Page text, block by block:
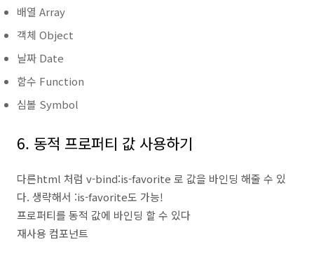
배열 Array
객체 Object
날짜 Date
함수 Function
심볼 Symbol
6. 동적 프로퍼티 값 사용하기
다른html 처럼 v-bind:is-favorite 로 값을 바인딩 해줄 수 있
다. 생략해서 :is-favorite도 가능!
프로퍼티를 동적 값에 바인딩 할 수 있다
재사용 컴포넌트